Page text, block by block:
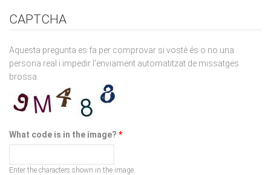
persona real i impedir l'enviament automatitzat de missatges
brossa.
What code is in the image?